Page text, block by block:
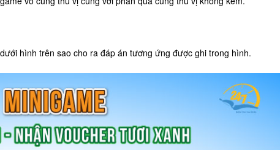
hình trên sao cho ra đáp án tương ứng được ghi trong hình.